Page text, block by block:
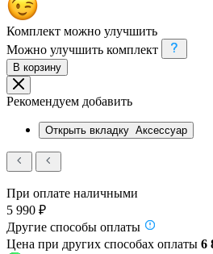
Комплект можно улучшить
Можно улучшить комплект
В корзину
Рекомендуем добавить
Открыть вкладку Аксессуар
При оплате наличными
5 990 ₽
Другие способы оплаты
Цена при других способах оплаты 6